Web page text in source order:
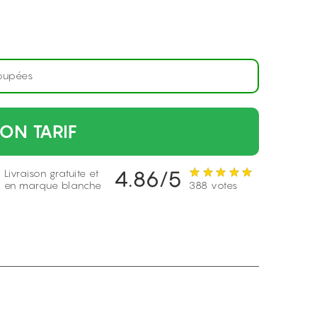
TARIF
Livraison gratuite et
en marque blanche
4.86/5 388 votes